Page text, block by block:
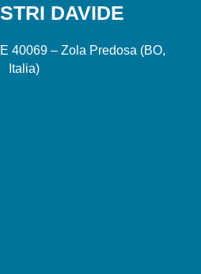
DAVIDE
40069 – Zola Predosa (BO,
Italia)